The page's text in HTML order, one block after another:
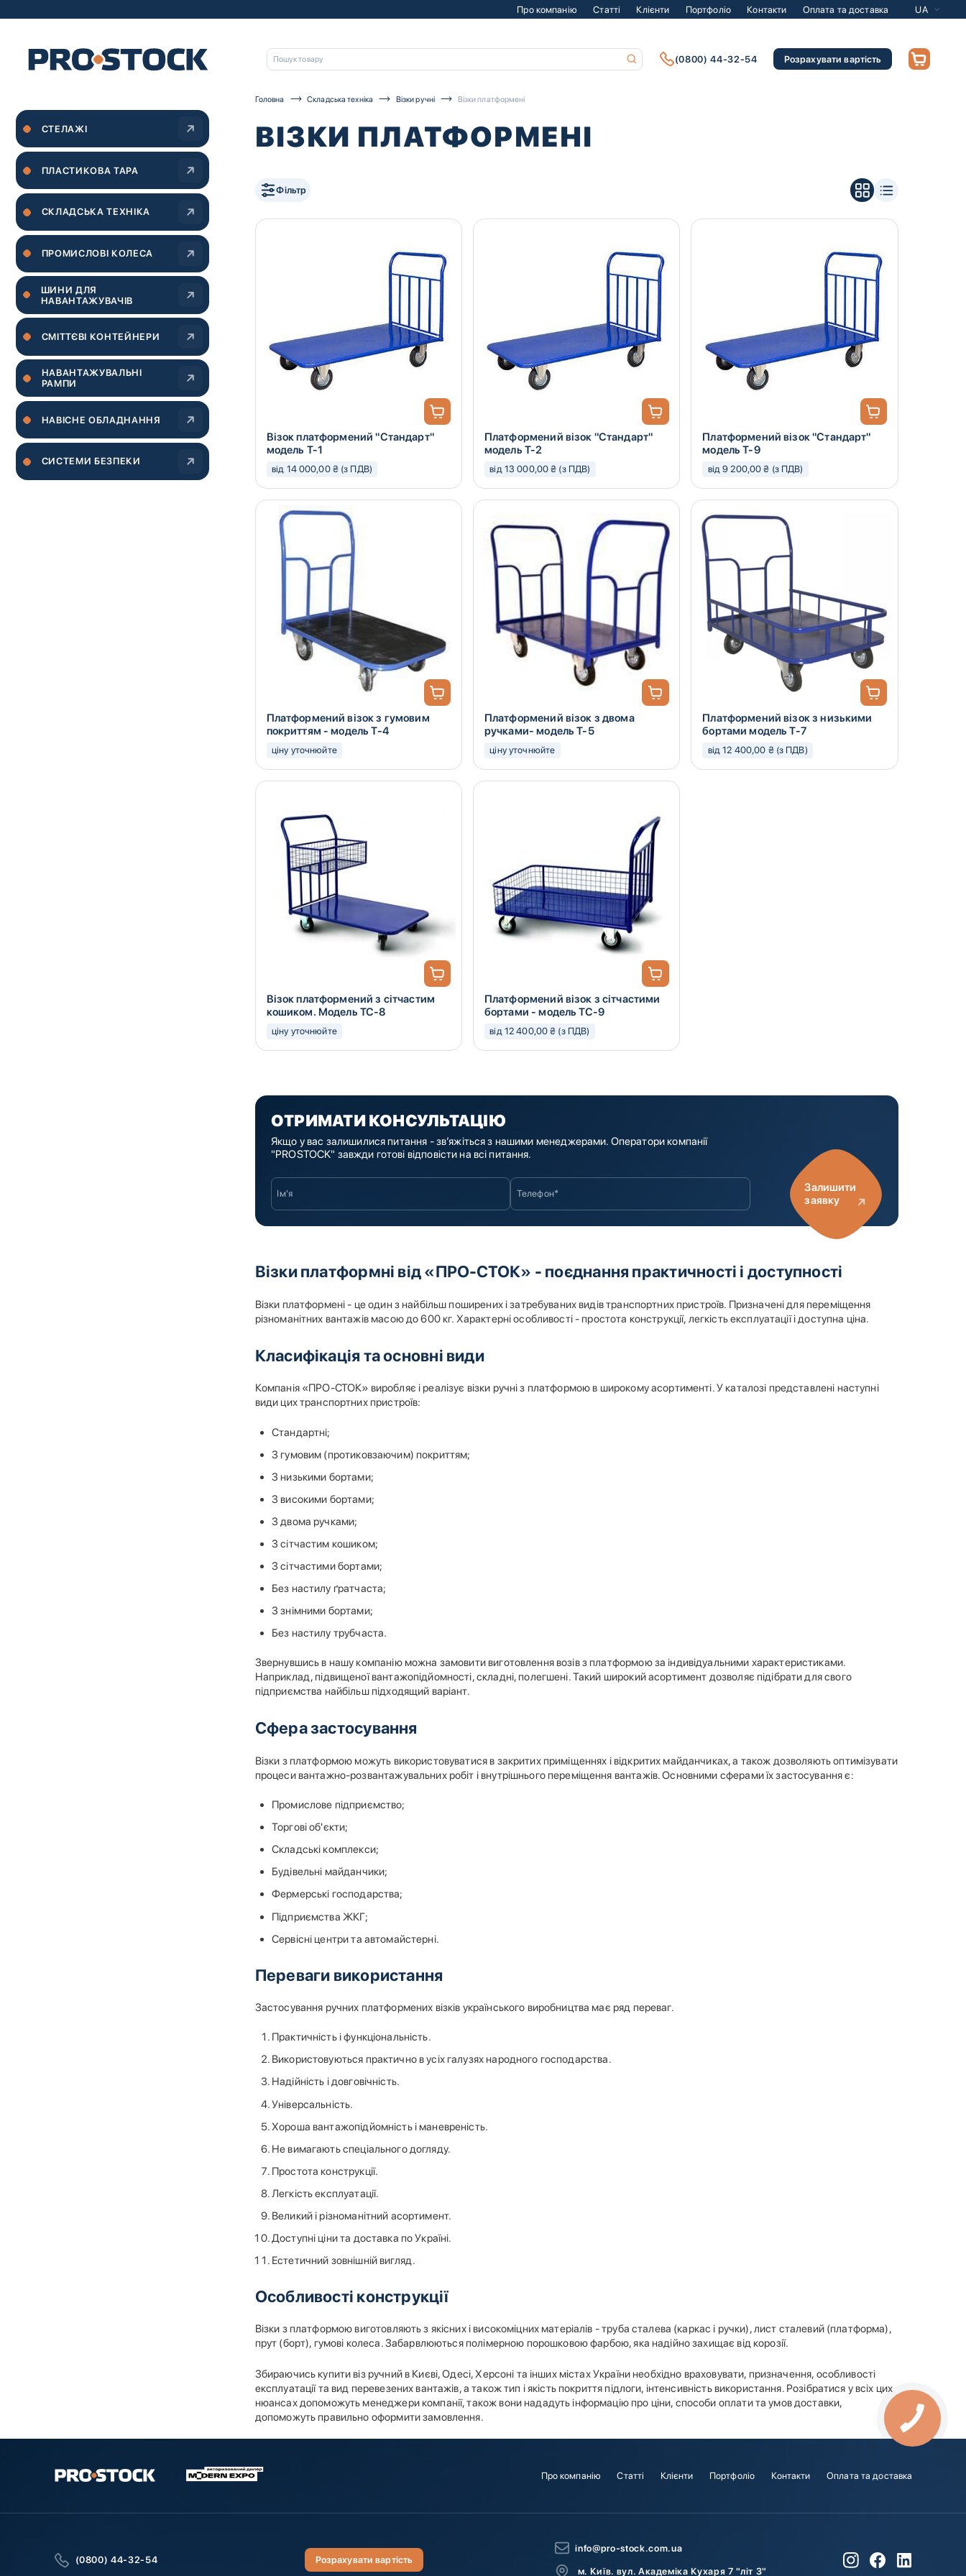
Про компанію Статті Клієнти Портфоліо Контакти Оплата та доставка UA
(0800) 44-32-54 Розрахувати вартість
Головна Складська техніка Візки ручні Візки платформені
ВІЗКИ ПЛАТФОРМЕНІ
Фільтр
Візок платформений "Стандарт"
модель Т-1
від 14 000,00 ₴ (з ПДВ)
Платформений візок "Стандарт"
модель Т-2
від 13 000,00 ₴ (з ПДВ)
Платформений візок "Стандарт"
модель Т-9
від 9 200,00 ₴ (з ПДВ)
Платформений візок з гумовим
покриттям - модель Т-4
ціну уточнюйте
Платформений візок з двома
ручками- модель Т-5
ціну уточнюйте
Платформений візок з низькими
бортами модель Т-7
від 12 400,00 ₴ (з ПДВ)
Візок платформений з сітчастим
кошиком. Модель ТС-8
ціну уточнюйте
Платформений візок з сітчастими
бортами - модель ТС-9
від 12 400,00 ₴ (з ПДВ)
ОТРИМАТИ КОНСУЛЬТАЦІЮ
Якщо у вас залишилися питання - зв’яжіться з нашими менеджерами. Оператори компанії
"PROSTOCK" завжди готові відповісти на всі питання.
Залишити
заявку
Візки платформні від «ПРО-СТОК» - поєднання практичності і доступності
Візки платформені - це один з найбільш поширених і затребуваних видів транспортних пристроїв. Призначені для переміщення
різноманітних вантажів масою до 600 кг. Характерні особливості - простота конструкції, легкість експлуатації і доступна ціна.
Класифікація та основні види
Компанія «ПРО-СТОК» виробляє і реалізує візки ручні з платформою в широкому асортименті. У каталозі представлені наступні
види цих транспортних пристроїв:
Стандартні;
З гумовим (протиковзаючим) покриттям;
З низькими бортами;
З високими бортами;
З двома ручками;
З сітчастим кошиком;
З сітчастими бортами;
Без настилу ґратчаста;
З знімними бортами;
Без настилу трубчаста.
Звернувшись в нашу компанію можна замовити виготовлення возів з платформою за індивідуальними характеристиками.
Наприклад, підвищеної вантажопідйомності, складні, полегшені. Такий широкий асортимент дозволяє підібрати для свого
підприємства найбільш підходящий варіант.
Сфера застосування
Візки з платформою можуть використовуватися в закритих приміщеннях і відкритих майданчиках, а також дозволяють оптимізувати
процеси вантажно-розвантажувальних робіт і внутрішнього переміщення вантажів. Основними сферами їх застосування є:
Промислове підприємство;
Торгові об'єкти;
Складські комплекси;
Будівельні майданчики;
Фермерські господарства;
Підприємства ЖКГ;
Сервісні центри та автомайстерні.
Переваги використання
Застосування ручних платформених візків українського виробництва має ряд переваг.
Практичність і функціональність.
Використовуються практично в усіх галузях народного господарства.
Надійність і довговічність.
Універсальність.
Хороша вантажопідйомність і маневреність.
Не вимагають спеціального догляду.
Простота конструкції.
Легкість експлуатації.
Великий і різноманітний асортимент.
Доступні ціни та доставка по Україні.
Естетичний зовнішній вигляд.
Особливості конструкції
Візки з платформою виготовляють з якісних і високоміцних матеріалів - труба сталева (каркас і ручки), лист сталевий (платформа),
прут (борт), гумові колеса. Забарвлюються полімерною порошковою фарбою, яка надійно захищає від корозії.
Збираючись купити віз ручний в Києві, Одесі, Херсоні та інших містах України необхідно враховувати, призначення, особливості
експлуатації та вид перевезених вантажів, а також тип і якість покриття підлоги, інтенсивність використання. Розібратися у всіх цих
нюансах допоможуть менеджери компанії, також вони нададуть інформацію про ціни, способи оплати та умов доставки,
допоможуть правильно оформити замовлення.
СТЕЛАЖІ
ПЛАСТИКОВА ТАРА
СКЛАДСЬКА ТЕХНІКА
ПРОМИСЛОВІ КОЛЕСА
ШИНИ ДЛЯ
НАВАНТАЖУВАЧІВ
CМІТТЄВІ КОНТЕЙНЕРИ
НАВАНТАЖУВАЛЬНІ
РАМПИ
НАВІСНЕ ОБЛАДНАННЯ
СИСТЕМИ БЕЗПЕКИ
Про компанію Статті Клієнти Портфоліо Контакти Оплата та доставка
(0800) 44-32-54 Розрахувати вартість
info@pro-stock.com.ua
м. Київ. вул. Академіка Кухаря 7 "літ З"